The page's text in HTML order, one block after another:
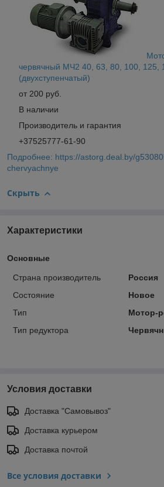
червячный МЧ2 40, 63, 80, 100, 125,
(двухступенчатый)
от 200 руб.
В наличии
Производитель и гарантия
+37525777-61-90
Подробнее: https://astorg.deal.by/
chervyachnye
Скрыть
Характеристики
Основные
Страна производитель
Россия
Состояние
Новое
Тип
Мотор-
Тип редуктора
Условия доставки
Доставка "Самовывоз"
Доставка курьером
Доставка почтой
Все условия доставки